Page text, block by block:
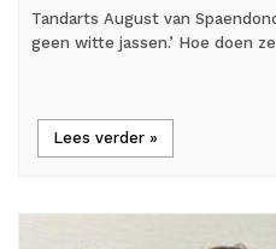
Tandarts August van
geen witte jassen.’ Hoe doen
Lees verder »